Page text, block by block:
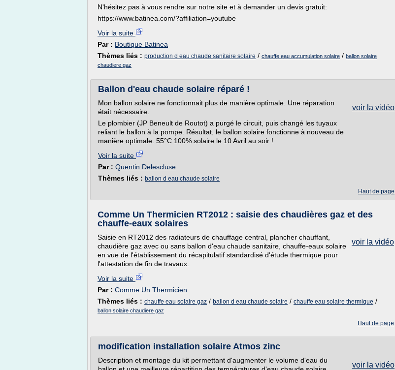
N'hésitez pas à vous rendre sur notre site et à demander un devis gratuit:
https://www.batinea.com/?affiliation=youtube
Voir la suite
Par : Boutique Batinea
Thèmes liés : production d eau chaude sanitaire solaire / chauffe eau accumulation solaire / ballon solaire
chaudiere gaz
Ballon d'eau chaude solaire réparé !
voir la vidéo
Mon ballon solaire ne fonctionnait plus de manière optimale. Une réparation
était nécessaire.
Le plombier (JP Beneult de Routot) a purgé le circuit, puis changé les tuyaux
reliant le ballon à la pompe. Résultat, le ballon solaire fonctionne à nouveau de
manière optimale. 55°C 100% solaire le 10 Avril au soir !
Voir la suite
Par : Quentin Delescluse
Thèmes liés : ballon d eau chaude solaire
Haut de page
Comme Un Thermicien RT2012 : saisie des chaudières gaz et des
chauffe-eaux solaires
voir la vidéo
Saisie en RT2012 des radiateurs de chauffage central, plancher chauffant,
chaudière gaz avec ou sans ballon d'eau chaude sanitaire, chauffe-eaux solaire
en vue de l'établissement du récapitulatif standardisé d'étude thermique pour
l'attestation de fin de travaux.
Voir la suite
Par : Comme Un Thermicien
Thèmes liés : chauffe eau solaire gaz / ballon d eau chaude solaire / chauffe eau solaire thermique /
ballon solaire chaudiere gaz
Haut de page
modification installation solaire Atmos zinc
voir la vidéo
Description et montage du kit permettant d'augmenter le volume d'eau du